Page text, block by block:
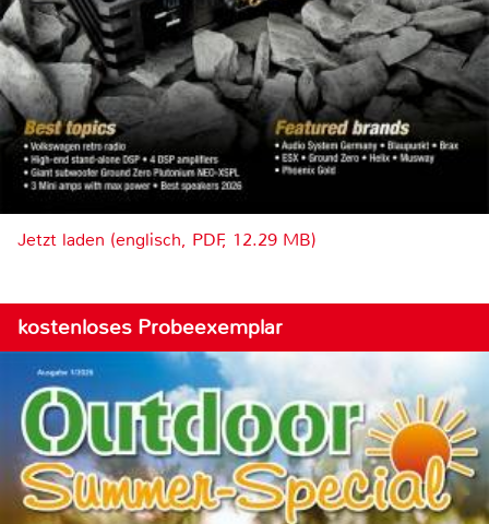
Jetzt laden (englisch, PDF, 12.29 MB)
kostenloses Probeexemplar